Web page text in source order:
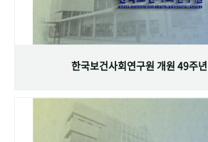
주년 기념
성과 50선 숫자로 보는 50년
VR 역사관
한국보건사회연구원 개원 49주